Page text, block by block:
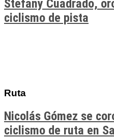
Stefany Cuadrado,
ciclismo de pista
Ruta
Nicolás Gómez se
ciclismo de ruta en